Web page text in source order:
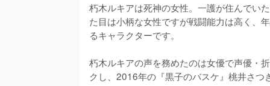
朽木ルキアは死神の女性。一護が住んでい
た目は小柄な女性ですが戦闘能力は高く、
るキャラクターです。
朽木ルキアの声を務めたのは女優で声優・
クし、2016年の『黒子のバスケ』桃井さつ